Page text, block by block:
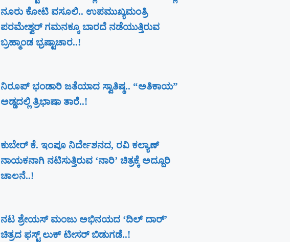
ನೂರು ಕೋಟಿ ವಸೂಲಿ.. ಉಪಮುಖ್ಯಮಂತ್ರಿ
ಪರಮೇಶ್ವರ್​ ಗಮನಕ್ಕೂ ಬಾರದೆ ನಡೆಯುತ್ತಿರುವ
ಬ್ರಹ್ಮಾಂಡ ಭ್ರಷ್ಟಾಚಾರ..!
ನಿರೂಪ್ ಭಂಡಾರಿ ಜತೆಯಾದ ಸ್ವಾತಿಷ್ಠ.. “ಅತಿಕಾಯ”
ಅಡ್ಡದಲ್ಲಿ ತ್ರಿಭಾಷಾ ತಾರೆ..!
ಕುಬೇರ್ ಕೆ. ಇಂಪೂ ನಿರ್ದೇಶನದ, ರವಿ ಕಲ್ಯಾಣ್‍
ನಾಯಕನಾಗಿ ನಟಿಸುತ್ತಿರುವ ‘ನಾರಿ’ ಚಿತ್ರಕ್ಕೆ ಅದ್ದೂರಿ
ಚಾಲನೆ..!
ನಟ ಶ್ರೇಯಸ್ ಮಂಜು ಅಭಿನಯದ ‘ದಿಲ್ ದಾರ್’
ಚಿತ್ರದ ಫಸ್ಟ್ ಲುಕ್ ಟೀಸರ್ ಬಿಡುಗಡೆ..!